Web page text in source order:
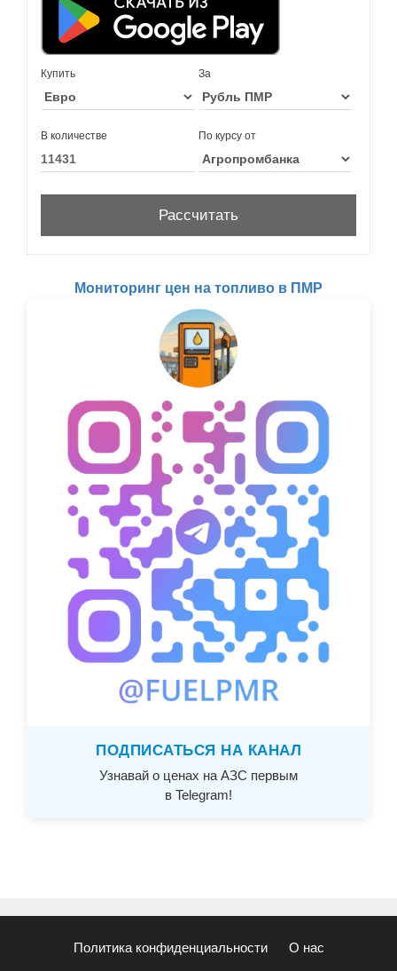
Купить За
В количестве По курсу от
Мониторинг цен на топливо в ПМР
ПОДПИСАТЬСЯ НА КАНАЛ
Узнавай о ценах на АЗС первым
в Telegram!
Политика конфиденциальности О нас